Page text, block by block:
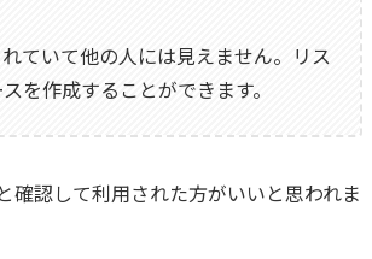
ていて他の人には見えません。リス
を作成することができます。
確認して利用された方がいいと思われま